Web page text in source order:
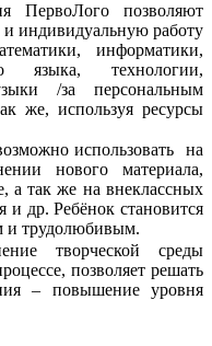
позволяют
и индивидуальную работу
информатики,
языка, технологии,
/за персональным
же, используя ресурсы
использовать на
нового материала,
а так же на внеклассных
и др. Ребёнок становится
и трудолюбивым.
творческой среды
позволяет решать
– повышение уровня